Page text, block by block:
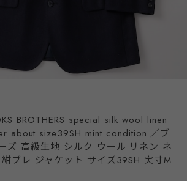
BROTHERS special silk wool linen
about size39SH mint condition ／ブ
ズ 高級生地 シルク ウール リネン ネ
ブレ ジャケット サイズ39SH 実寸M